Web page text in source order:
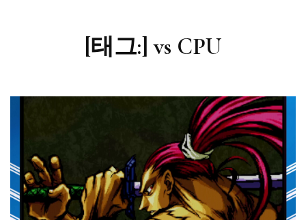
[태그:]vs CPU